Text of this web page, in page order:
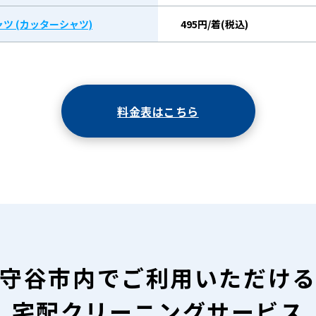
ツ (カッターシャツ) 495円/着(税込)
料金表はこちら
守谷市内でご利用いただける